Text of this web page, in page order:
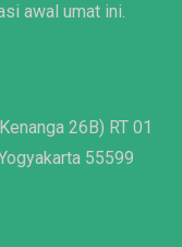
awal umat ini.
26B) RT 01
55599